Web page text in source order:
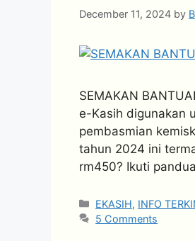
December 11, 2024 by
SEMAKAN
e-Kasih digunakan
pembasmian
tahun 2024 ini
rm450? Ikuti
Categories
EKASIH, INFO
5 Comments